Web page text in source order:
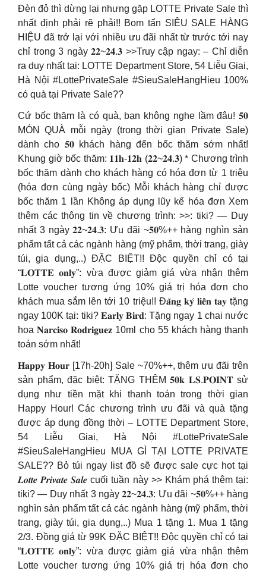
Đèn đỏ thì dừng lại nhưng gặp LOTTE Private Sale thì
nhất định phải rẽ phải!! Bom tấn SIÊU SALE HÀNG
HIỆU đã trở lại với nhiều ưu đãi nhất từ trước tới nay
chỉ trong 3 ngày 𝟐𝟐~𝟐𝟒.𝟑 >>Truy cập ngay: – Chỉ diễn
ra duy nhất tại: LOTTE Department Store, 54 Liễu Giai,
Hà Nội #LottePrivateSale #SieuSaleHangHieu 100%
có quà tại Private Sale??
Cứ bốc thăm là có quà, bạn không nghe lầm đâu! 𝟓𝟎
MÓN QUÀ mỗi ngày (trong thời gian Private Sale)
dành cho 𝟓𝟎 khách hàng đến bốc thăm sớm nhất!
Khung giờ bốc thăm: 𝟏𝟏𝐡-𝟏𝟐𝐡 (𝟐𝟐~𝟐𝟒.𝟑) * Chương trình
bốc thăm dành cho khách hàng có hóa đơn từ 1 triệu
(hóa đơn cùng ngày bốc) Mỗi khách hàng chỉ được
bốc thăm 1 lần Không áp dụng lũy kế hóa đơn Xem
thêm các thông tin về chương trình: >>: tiki? — Duy
nhất 3 ngày 𝟐𝟐~𝟐𝟒.𝟑: Ưu đãi ~𝟓𝟎%++ hàng nghìn sản
phẩm tất cả các ngành hàng (mỹ phẩm, thời trang, giày
túi, gia dụng,..) ĐẶC BIỆT!! Độc quyền chỉ có tại
“𝐋𝐎𝐓𝐓𝐄 𝐨𝐧𝐥𝐲”: vừa được giảm giá vừa nhận thêm
Lotte voucher tương ứng 10% giá trị hóa đơn cho
khách mua sắm lên tới 10 triệu!! Đ𝐚̆𝐧𝐠 𝐤𝐲́ 𝐥𝐢𝐞̂̀𝐧 𝐭𝐚𝐲 tặng
ngay 100K tại: tiki? 𝐄𝐚𝐫𝐥𝐲 𝐁𝐢𝐫𝐝: Tặng ngay 1 chai nước
hoa 𝐍𝐚𝐫𝐜𝐢𝐬𝐨 𝐑𝐨𝐝𝐫𝐢𝐠𝐮𝐞𝐳 10ml cho 55 khách hàng thanh
toán sớm nhất!
𝐇𝐚𝐩𝐩𝐲 𝐇𝐨𝐮𝐫 [17h-20h] Sale ~70%++, thêm ưu đãi trên
sản phẩm, đặc biệt: TẶNG THÊM 𝟓𝟎𝐤 𝐋𝐒.𝐏𝐎𝐈𝐍𝐓 sử
dụng như tiền mặt khi thanh toán trong thời gian
Happy Hour! Các chương trình ưu đãi và quà tặng
được áp dụng đồng thời – LOTTE Department Store,
54 Liễu Giai, Hà Nội #LottePrivateSale
#SieuSaleHangHieu MUA GÌ TẠI LOTTE PRIVATE
SALE?? Bỏ túi ngay list đồ sẽ được sale cực hot tại
𝑳𝒐𝒕𝒕𝒆 𝑷𝒓𝒊𝒗𝒂𝒕𝒆 𝑺𝒂𝒍𝒆 cuối tuần này >> Khám phá thêm tại:
tiki? — Duy nhất 3 ngày 𝟐𝟐~𝟐𝟒.𝟑: Ưu đãi ~𝟓𝟎%++ hàng
nghìn sản phẩm tất cả các ngành hàng (mỹ phẩm, thời
trang, giày túi, gia dụng,..) Mua 1 tặng 1. Mua 1 tặng
2/3. Đồng giá từ 99K ĐẶC BIỆT!! Độc quyền chỉ có tại
“𝐋𝐎𝐓𝐓𝐄 𝐨𝐧𝐥𝐲”: vừa được giảm giá vừa nhận thêm
Lotte voucher tương ứng 10% giá trị hóa đơn cho